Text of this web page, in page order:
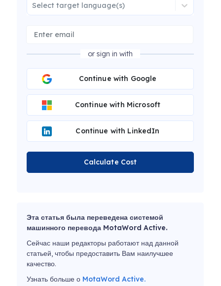
Select target language(s)
or sign in with
Continue with Google
Continue with Microsoft
Continue with LinkedIn
Calculate Cost
Эта статья была переведена системой
машинного перевода MotaWord Active.
Сейчас наши редакторы работают над данной
статьей, чтобы предоставить Вам наилучшее
качество.
Узнать больше о MotaWord Active.